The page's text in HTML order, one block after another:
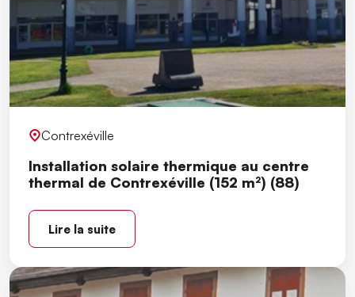
Contrexéville
Installation solaire thermique au centre
thermal de Contrexéville (152 m²) (88)
Lire la suite